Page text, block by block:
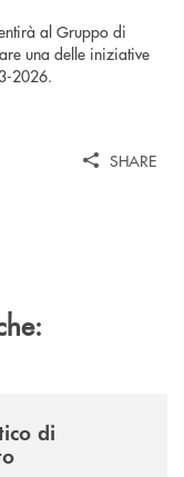
al Gruppo di
una delle iniziative
2026.
SHARE
di